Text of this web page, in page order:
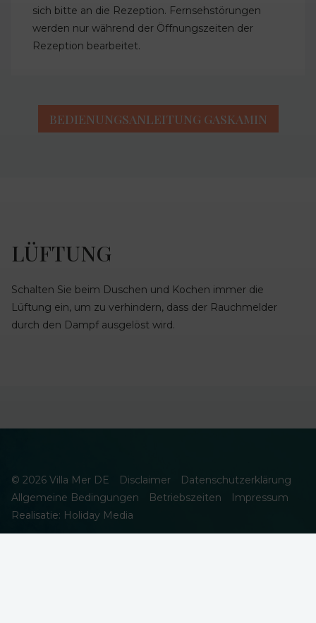
sich bitte an die Rezeption. Fernsehstörungen
werden nur während der Öffnungszeiten der
Rezeption bearbeitet.
BEDIENUNGSANLEITUNG GASKAMIN
LÜFTUNG
Schalten Sie beim Duschen und Kochen immer die
Lüftung ein, um zu verhindern, dass der Rauchmelder
durch den Dampf ausgelöst wird.
© 2026 Villa Mer DE Disclaimer
Datenschutzerklärung
Allgemeine Bedingungen
Betriebszeiten
Impressum
Realisatie: Holiday Media